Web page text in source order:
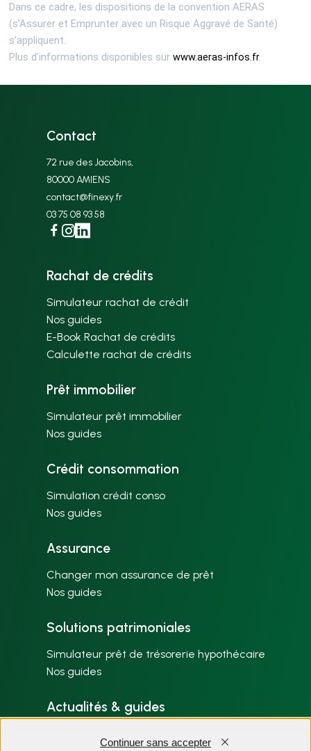
Dans ce cadre, les dispositions de la convention AERAS
(s’Assurer et Emprunter avec un Risque Aggravé de Santé)
s’appliquent.
Plus d’informations disponibles surwww.aeras-infos.fr.
Contact
72 rue des Jacobins,
80000 AMIENS
contact@finexy.fr
03 75 08 93 58
Facebook
Instagram
Rachat de crédits
Simulateur rachat de crédit
Nos guides
E-Book Rachat de crédits
Calculette rachat de crédits
Prêt immobilier
Simulateur prêt immobilier
Nos guides
Crédit consommation
Simulation crédit conso
Nos guides
Assurance
Changer mon assurance de prêt
Nos guides
Solutions patrimoniales
Simulateur prêt de trésorerie hypothécaire
Nos guides
Actualités & guides
Continuer sans accepter